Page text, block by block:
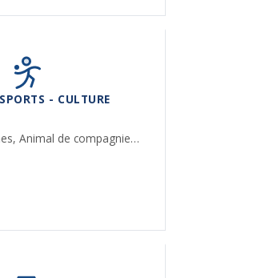
- CULTURE
Animal de compagnie…